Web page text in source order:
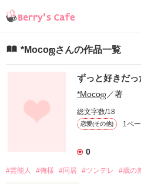
*Mocoஜさんの作品一覧
ずっと好きだ
*Mocoஜ／著
総文字数/18
恋愛(その他) 1ペ
0
#芸能人 #俺様 #同居 #ツンデレ #歳の